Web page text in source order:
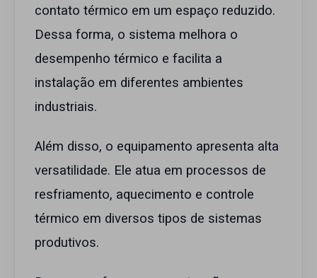
contato térmico em um espaço reduzido.
Dessa forma, o sistema melhora o
desempenho térmico e facilita a
instalação em diferentes ambientes
industriais.
Além disso, o equipamento apresenta alta
versatilidade. Ele atua em processos de
resfriamento, aquecimento e controle
térmico em diversos tipos de sistemas
produtivos.